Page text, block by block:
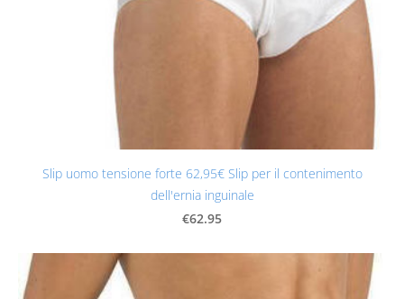
Slip uomo tensione forte 62,95€ Slip per il contenimento
dell'ernia inguinale
€62.95